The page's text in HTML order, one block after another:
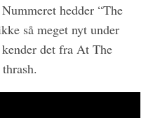
hedder “The
så meget nyt under
det fra At The